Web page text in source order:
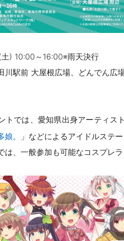
) 10:00～16:00※雨天決行
川駅前 大屋根広場、どんでん広
トでは、愛知県出身アーティス
娘。
」などによるアイドルステ
は、一般参加も可能なコスプレラ